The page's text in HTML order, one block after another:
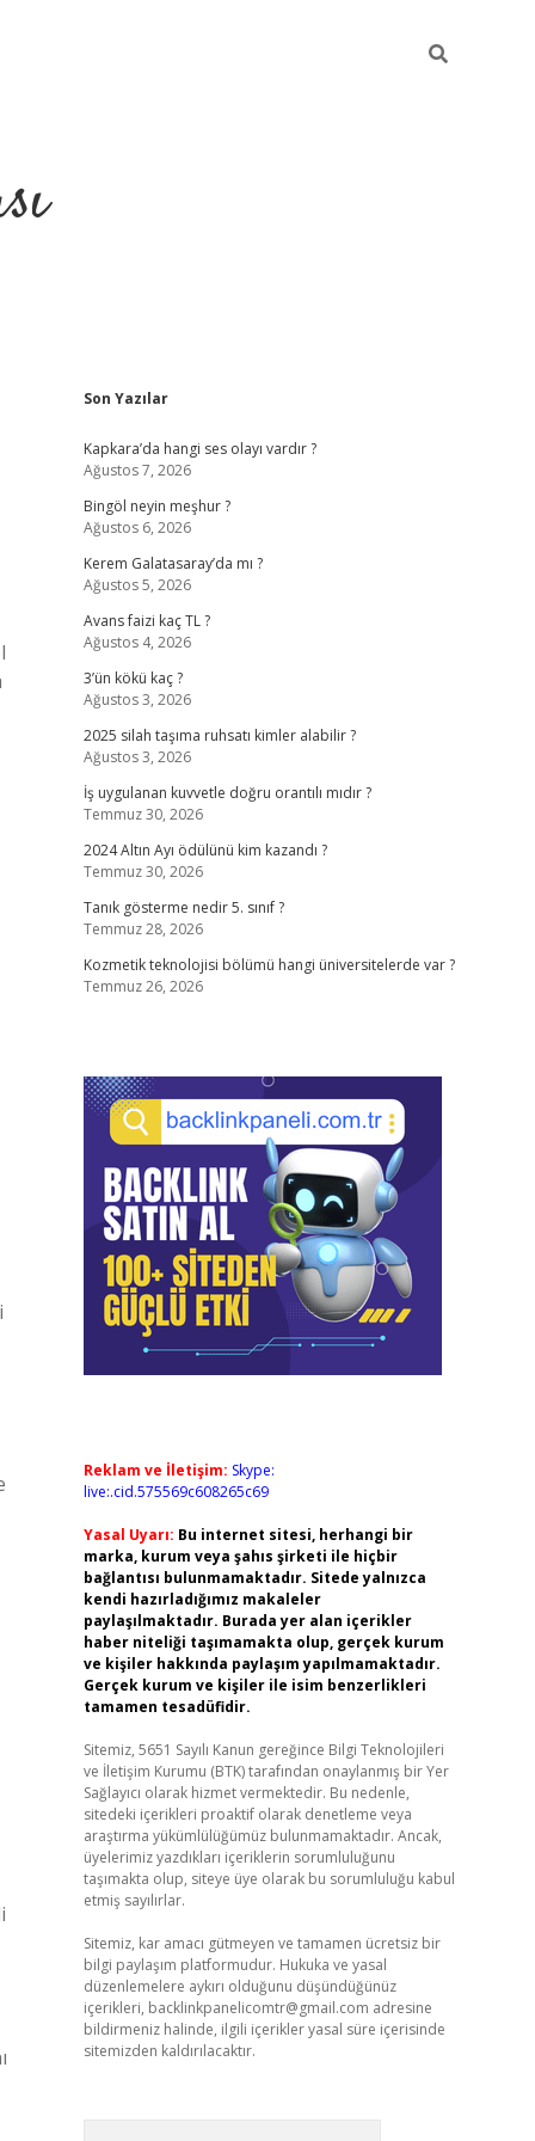
Sidebar
Son Yazılar
Kapkara’da hangi ses olayı vardır ?
Ağustos 7, 2026
Bingöl neyin meşhur ?
Ağustos 6, 2026
Kerem Galatasaray’da mı ?
Ağustos 5, 2026
Avans faizi kaç TL ?
Ağustos 4, 2026
3’ün kökü kaç ?
Ağustos 3, 2026
2025 silah taşıma ruhsatı kimler alabilir ?
Ağustos 3, 2026
İş uygulanan kuvvetle doğru orantılı mıdır ?
Temmuz 30, 2026
2024 Altın Ayı ödülünü kim kazandı ?
Temmuz 30, 2026
Tanık gösterme nedir 5. sınıf ?
Temmuz 28, 2026
Kozmetik teknolojisi bölümü hangi üniversitelerde var ?
Temmuz 26, 2026
Reklam ve İletişim: Skype:
live:.cid.575569c608265c69
Yasal Uyarı: Bu internet sitesi, herhangi bir
marka, kurum veya şahıs şirketi ile hiçbir
bağlantısı bulunmamaktadır. Sitede yalnızca
kendi hazırladığımız makaleler
paylaşılmaktadır. Burada yer alan içerikler
haber niteliği taşımamakta olup, gerçek kurum
ve kişiler hakkında paylaşım yapılmamaktadır.
Gerçek kurum ve kişiler ile isim benzerlikleri
tamamen tesadüfidir.
Sitemiz, 5651 Sayılı Kanun gereğince Bilgi Teknolojileri
ve İletişim Kurumu (BTK) tarafından onaylanmış bir Yer
Sağlayıcı olarak hizmet vermektedir. Bu nedenle,
sitedeki içerikleri proaktif olarak denetleme veya
araştırma yükümlülüğümüz bulunmamaktadır. Ancak,
üyelerimiz yazdıkları içeriklerin sorumluluğunu
taşımakta olup, siteye üye olarak bu sorumluluğu kabul
etmiş sayılırlar.
Sitemiz, kar amacı gütmeyen ve tamamen ücretsiz bir
bilgi paylaşım platformudur. Hukuka ve yasal
düzenlemelere aykırı olduğunu düşündüğünüz
içerikleri, backlinkpanelicomtr@gmail.com adresine
bildirmeniz halinde, ilgili içerikler yasal süre içerisinde
sitemizden kaldırılacaktır.